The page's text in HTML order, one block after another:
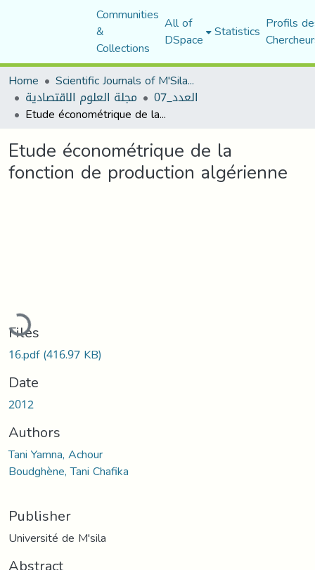
Communities
&
Collections
All of
DSpace Statistics Profils
Home
Scientific Journals of M'Sila University
مجلة العلوم الاقتصادية العدد_07
Etude économétrique de la fonction de production algérienne
Etude économétrique de la
fonction de production algérienne
Loading...
Files
16.pdf(416.97 KB)
Date
2012
Authors
Tani Yamna, Achour
Boudghène, Tani Chafika
Publisher
Université de M'sila